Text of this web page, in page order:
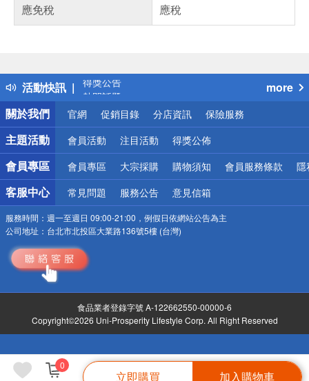
0
立即購買 加入購物車
應免稅
應稅
活動快訊
得獎公告
熱門話題
銀行優惠
偏遠地區配送
詐騙網頁！請小心！
more
關於我們
官網 促銷目錄 分店資訊 保險服務
主題活動 會員活動 注目活動 得獎公佈
會員專區 會員專區 大宗採購 購物須知 會員服務條款 隱
客服中心 常見問題 服務公告 意見信箱
服務時間： 週一至週日 09:00-21:00，例假日依網站公告為主
公司地址： 台北市北投區大業路136號5樓 (台灣)
食品業者登錄字號 A-122662550-00000-6
Copyright©2026 Uni-Prosperity Lifestyle Corp. All Right Reserved